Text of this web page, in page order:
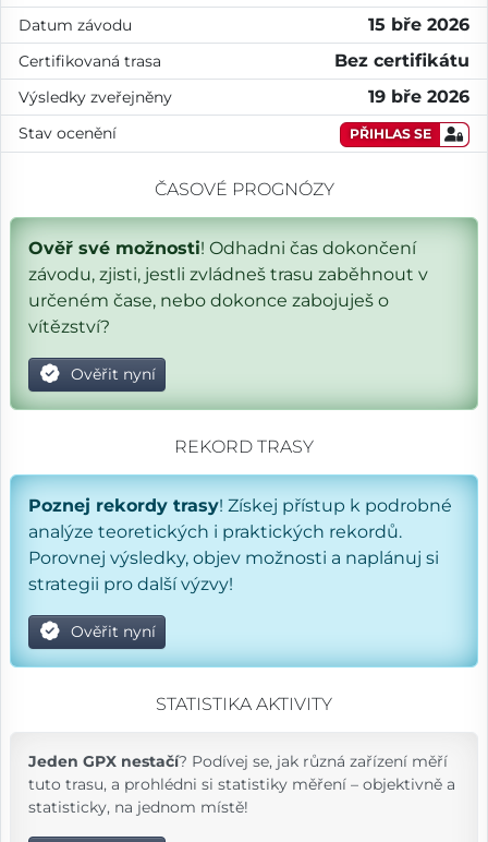
Datum závodu 15 bře 2026
Certifikovaná trasa Bez certifikátu
Výsledky zveřejněny 19 bře 2026
Stav ocenění PŘIHLAS SE
ČASOVÉ PROGNÓZY
Ověř své možnosti! Odhadni čas dokončení
závodu, zjisti, jestli zvládneš trasu zaběhnout v
určeném čase, nebo dokonce zabojuješ o
vítězství?
Ověřit nyní
REKORD TRASY
Poznej rekordy trasy! Získej přístup k podrobné
analýze teoretických i praktických rekordů.
Porovnej výsledky, objev možnosti a naplánuj si
strategii pro další výzvy!
Ověřit nyní
STATISTIKA AKTIVITY
Jeden GPX nestačí? Podívej se, jak různá zařízení měří
tuto trasu, a prohlédni si statistiky měření – objektivně a
statisticky, na jednom místě!